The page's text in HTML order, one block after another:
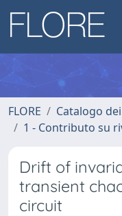
FLORE
Catalogo
1 - Contributo su
Drift of
transient
circuit